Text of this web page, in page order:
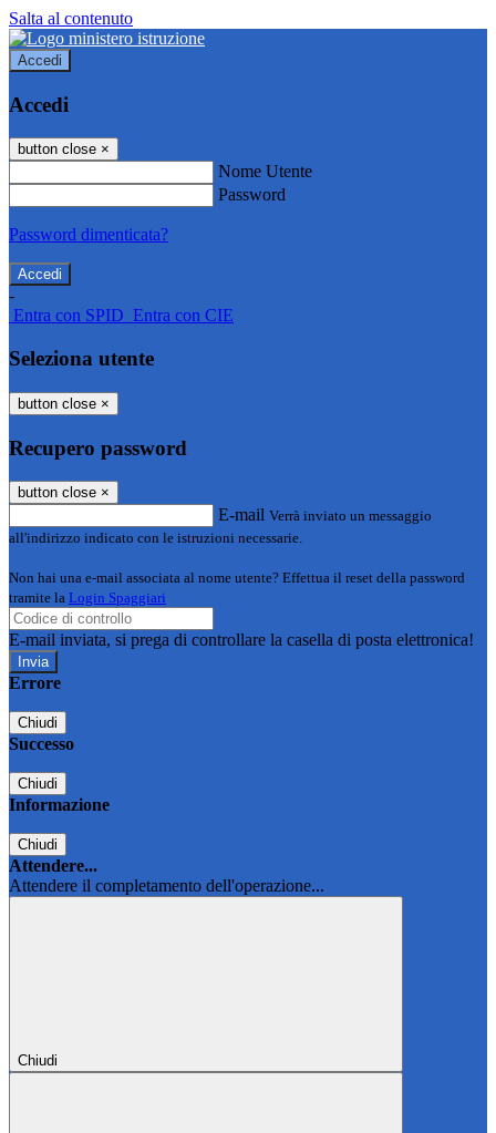
Salta al contenuto
Accedi
Accedi
button close ×
Nome Utente
Password
Password dimenticata?
-
Entra con SPID Entra con CIE
Seleziona utente
button close ×
Recupero password
button close ×
E-mail Verrà inviato un messaggio
all'indirizzo indicato con le istruzioni necessarie.
Non hai una e-mail associata al nome utente? Effettua il reset della password
tramite la Login Spaggiari
E-mail inviata, si prega di controllare la casella di posta elettronica!
Errore
Chiudi
Successo
Chiudi
Informazione
Chiudi
Attendere...
Attendere il completamento dell'operazione...
Chiudi